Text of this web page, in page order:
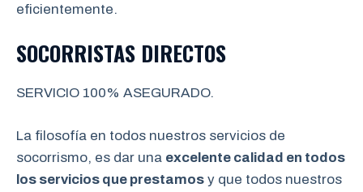
eficientemente.
SOCORRISTAS DIRECTOS
SERVICIO 100% ASEGURADO.
La filosofía en todos nuestros servicios de
socorrismo, es dar una excelente calidad en todos
los servicios que prestamos y que todos nuestros